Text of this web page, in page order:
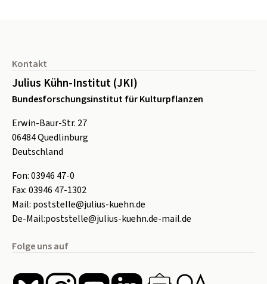
Kontakt
Julius Kühn-Institut (JKI)
Bundesforschungsinstitut für Kulturpflanzen
Erwin-Baur-Str. 27
06484Quedlinburg
Deutschland
Fon:03946 47-0
Fax:03946 47-1302
Mail: poststelle@julius-kuehn.de
De-Mail:poststelle@julius-kuehn.de-mail.de
Folge uns auf